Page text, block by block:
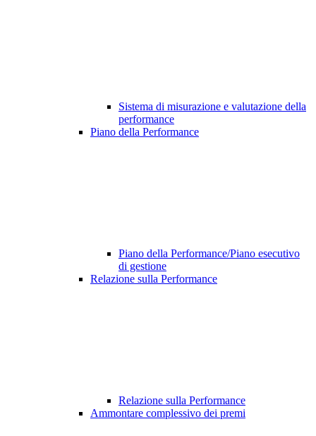
Sistema di misurazione e valutazione della
performance
Piano della Performance
Piano della Performance/Piano esecutivo
di gestione
Relazione sulla Performance
Relazione sulla Performance
Ammontare complessivo dei premi